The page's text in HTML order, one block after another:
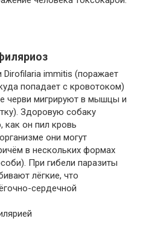
Dirofilaria immitis (поражает
попадает с кровотоком)
черви мигрируют в мышцы и
Здоровую собаку
как он пил кровь
они могут
в нескольких формах
При гибели паразиты
лёгкие, что
сердечной